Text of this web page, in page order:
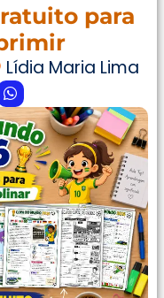
para
Lídia Maria Lima